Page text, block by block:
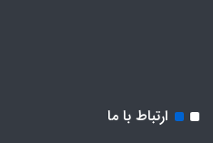
ارتباط با ما